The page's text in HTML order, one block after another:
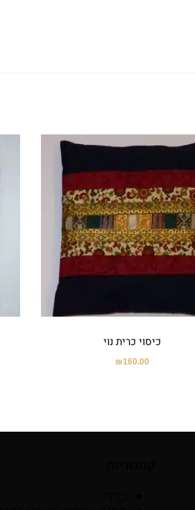
כיסוי כרית נוי
₪160.00